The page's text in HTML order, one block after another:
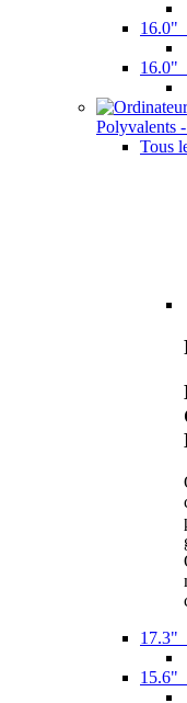
16.0"
16.0"
Polyvalents
Tous
17.3"
15.6"